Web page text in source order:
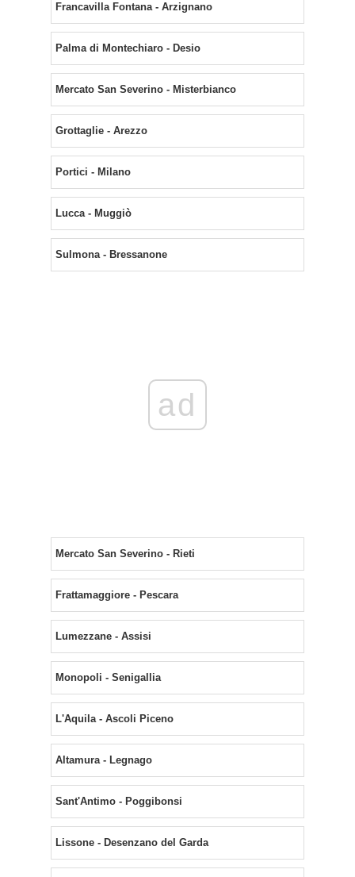
Francavilla Fontana - Arzignano
Palma di Montechiaro - Desio
Mercato San Severino - Misterbianco
Grottaglie - Arezzo
Portici - Milano
Lucca - Muggiò
Sulmona - Bressanone
ad
Mercato San Severino - Rieti
Frattamaggiore - Pescara
Lumezzane - Assisi
Monopoli - Senigallia
L'Aquila - Ascoli Piceno
Altamura - Legnago
Sant'Antimo - Poggibonsi
Lissone - Desenzano del Garda